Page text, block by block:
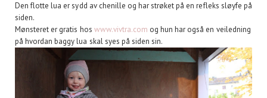
Den flotte lua er sydd av chenille og har strøket på en refleks sløyfe på
siden.
Mønsteret er gratis hos www.vivtra.com og hun har også en veiledning
på hvordan baggy lua skal syes på siden sin.